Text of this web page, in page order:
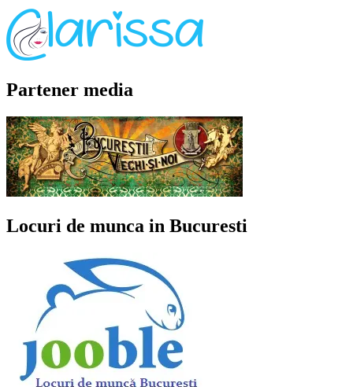
Partener media
Locuri de munca in Bucuresti